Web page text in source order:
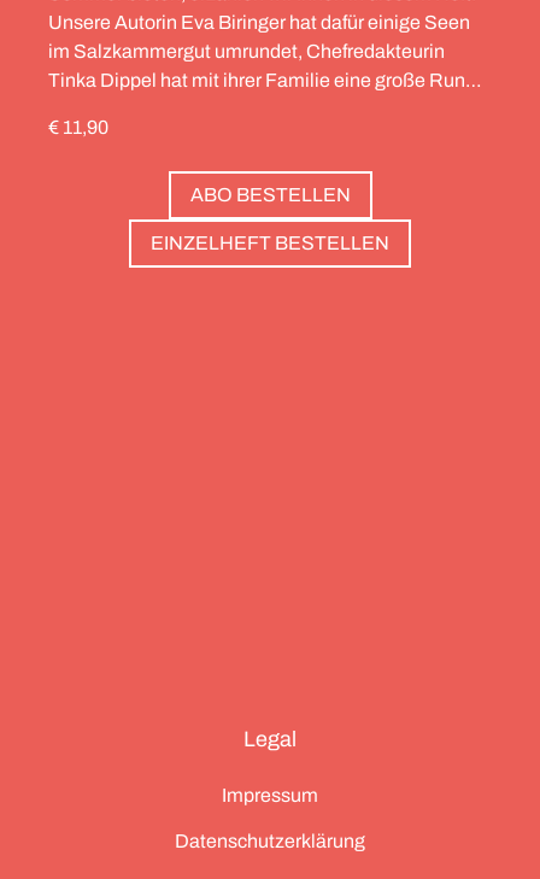
Unsere Autorin Eva Biringer hat dafür einige Seen
im Salzkammergut umrundet, Chefredakteurin
Tinka Dippel hat mit ihrer Familie eine große Runde
Helfrich ist über viele Gipfel gegangen – von
Salzburg bis nach Triest. Und die Redaktion hat
zwölf Hotels gesammelt, die zweierlei gemeinsam
haben: Sie sind die perfekte Basis, um Gipfel zu
stürmen. Und sie haben wunderschöne Pools, um
€ 11,90
ABO BESTELLEN
EINZELHEFT BESTELLEN
Legal
Impressum
Datenschutzerklärung